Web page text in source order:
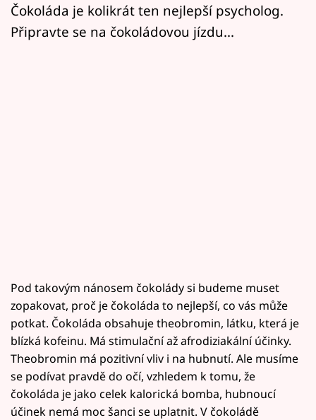
Sledujte nás
Čokoláda je kolikrát ten nejlepší psycholog.
Připravte se na čokoládovou jízdu...
Pod takovým nánosem čokolády si budeme muset
zopakovat, proč je čokoláda to nejlepší, co vás může
potkat. Čokoláda obsahuje theobromin, látku, která je
blízká kofeinu. Má stimulační až afrodiziakální účinky.
Theobromin má pozitivní vliv i na hubnutí. Ale musíme
se podívat pravdě do očí, vzhledem k tomu, že
čokoláda je jako celek kalorická bomba, hubnoucí
účinek nemá moc šanci se uplatnit. V čokoládě